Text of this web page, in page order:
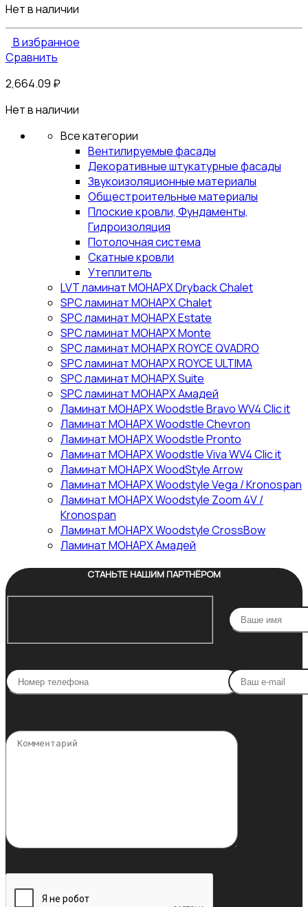
Нет в наличии
В избранное
Сравнить
2,664.09 ₽
Нет в наличии
Все категории
Вентилируемые фасады
Декоративные штукатурные фасады
Звукоизоляционные материалы
Общестроительные материалы
Плоские кровли, Фундаменты,
Гидроизоляция
Потолочная система
Скатные кровли
Утеплитель
LVT ламинат МОНАРХ Dryback Chalet
SPC ламинат МОНАРХ Chalet
SPC ламинат МОНАРХ Estate
SPC ламинат МОНАРХ Monte
SPC ламинат МОНАРХ ROYCE QVADRO
SPC ламинат МОНАРХ ROYCE ULTIMA
SPC ламинат МОНАРХ Suite
SPC ламинат МОНАРХ Амадей
Ламинат МОНАРХ Woodstle Bravo WV4 Clic it
Ламинат МОНАРХ Woodstle Chevron
Ламинат МОНАРХ Woodstle Pronto
Ламинат МОНАРХ Woodstle Viva WV4 Clic it
Ламинат МОНАРХ WoodStyle Arrow
Ламинат МОНАРХ Woodstyle Vega / Kronospan
Ламинат МОНАРХ Woodstyle Zoom 4V /
Kronospan
Ламинат МОНАРХ Woodstyle СrossBow
Ламинат МОНАРХ Амадей
СТАНЬТЕ НАШИМ ПАРТНЁРОМ